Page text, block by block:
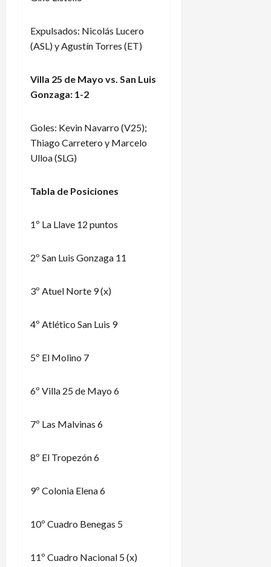
Expulsados: Nicolás Lucero
(ASL) y Agustín Torres (ET)
Villa 25 de Mayo vs. San Luis
Gonzaga: 1-2
Goles: Kevin Navarro (V25);
Thiago Carretero y Marcelo
Ulloa (SLG)
Tabla de Posiciones
1º La Llave 12 puntos
2º San Luis Gonzaga 11
3º Atuel Norte 9 (x)
4º Atlético San Luis 9
5º El Molino 7
6º Villa 25 de Mayo 6
7º Las Malvinas 6
8º El Tropezón 6
9º Colonia Elena 6
10º Cuadro Benegas 5
11º Cuadro Nacional 5 (x)